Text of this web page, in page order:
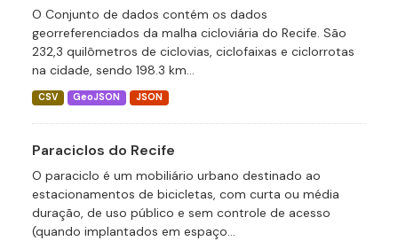
O Conjunto de dados contém os dados
georreferenciados da malha cicloviária do Recife. São
232,3 quilômetros de ciclovias, ciclofaixas e ciclorrotas
na cidade, sendo 198.3 km...
CSV GeoJSON JSON
Paraciclos do Recife
O paraciclo é um mobiliário urbano destinado ao
estacionamentos de bicicletas, com curta ou média
duração, de uso público e sem controle de acesso
(quando implantados em espaço...